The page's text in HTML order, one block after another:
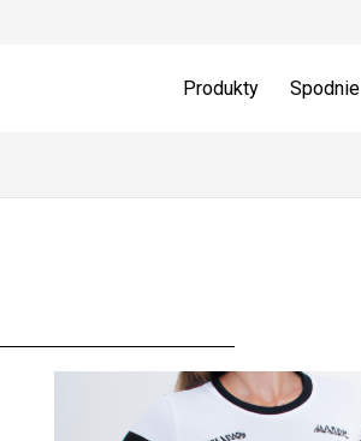
Produkty Spodnie